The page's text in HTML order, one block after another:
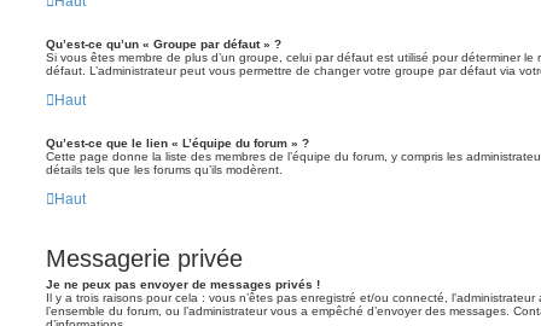
Qu’est-ce qu’un « Groupe par défaut » ?
Si vous êtes membre de plus d’un groupe, celui par défaut est utilisé pour déterminer
défaut. L’administrateur peut vous permettre de changer votre groupe par défaut via
Haut
Qu’est-ce que le lien « L’équipe du forum » ?
Cette page donne la liste des membres de l’équipe du forum, y compris les
détails tels que les forums qu’ils modèrent.
Haut
Messagerie privée
Je ne peux pas envoyer de messages privés !
Il y a trois raisons pour cela : vous n’êtes pas enregistré et/ou connecté,
l’ensemble du forum, ou l’administrateur vous a empêché d’envoyer des messages.